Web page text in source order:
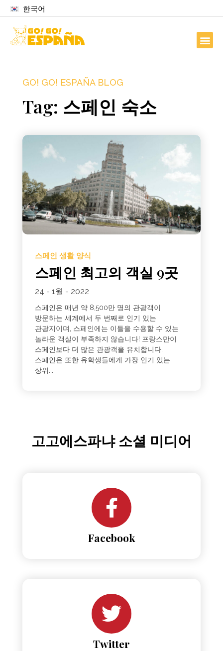
한국어
GO! GO! ESPAÑA BLOG
Tag: 스페인 숙소
스페인 생활 양식
스페인 최고의 객실 9곳
24 - 1월 - 2022
스페인은 매년 약 8,500만 명의 관광객이
방문하는 세계에서 두 번째로 인기 있는
관광지이며, 스페인에는 이들을 수용할 수 있는
놀라운 객실이 부족하지 않습니다! 프랑스만이
스페인보다 더 많은 관광객을 유치합니다.
스페인은 또한 유학생들에게 가장 인기 있는
상위...
고고에스파냐 소셜 미디어
Facebook
Twitter